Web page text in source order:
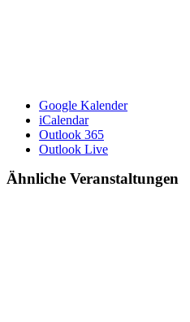
Google Kalender
iCalendar
Outlook 365
Outlook Live
Ähnliche Veranstaltungen